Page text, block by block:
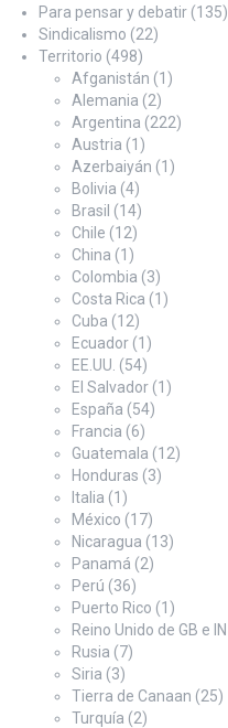
Para pensar y debatir (135)
Sindicalismo (22)
Territorio (498)
Afganistán (1)
Alemania (2)
Argentina (222)
Austria (1)
Azerbaiyán (1)
Bolivia (4)
Brasil (14)
Chile (12)
China (1)
Colombia (3)
Costa Rica (1)
Cuba (12)
Ecuador (1)
EE.UU. (54)
El Salvador (1)
España (54)
Francia (6)
Guatemala (12)
Honduras (3)
Italia (1)
México (17)
Nicaragua (13)
Panamá (2)
Perú (36)
Puerto Rico (1)
Reino Unido de GB e IN
Rusia (7)
Siria (3)
Tierra de Canaan (25)
Turquía (2)